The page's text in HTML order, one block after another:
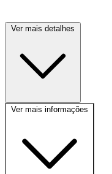
Ver mais detalhes
Ver mais informações